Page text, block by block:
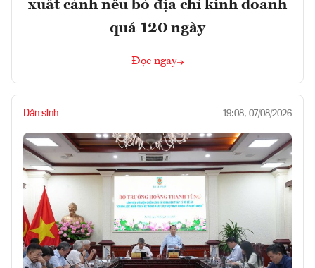
xuất cảnh nếu bỏ địa chỉ kinh doanh
quá 120 ngày
Đọc ngay
Dân sinh 19:08, 07/08/2026